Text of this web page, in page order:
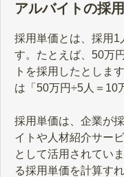
アルバイトの採
採用単価とは、採用
す。たとえば、50万
トを採用したとしま
は「50万円÷5人＝10
採用単価は、企業が
イトや人材紹介サー
として活用されてい
る採用単価を計算す